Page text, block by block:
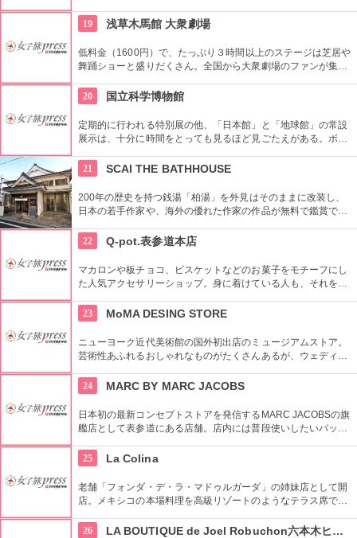
り、心も体もリフレッシュできます。
19 浅草木馬館 大衆劇場
低料金（1600円）で、たっぷり３時間以上のステージは芝居や
舞踊ショーと盛りだくさん。全国から大衆劇場のファンが集ま
りが飛ぶ。
20 国立科学博物館
定期的に行われる特別展の他、「日本館」と「地球館」の常設
展示は、十分に時間をとっても見るほど見ごたえがある。ボラ
とまちがいなし。
21 SCAI THE BATHHOUSE
200年の歴史を持つ銭湯「柏湯」を外見はそのままに改装し、
日本の若手作家や、海外の優れた作家の作品が無料で鑑賞でき
22
Q-pot.表参道本店
マカロンや板チョコ、ビスケットなどのお菓子をモチーフにし
た人気アクセサリーショップ。身に着けている人も、それを見
ト。
23 MoMA DESING STORE
ニューヨーク近代美術館の国外初出店のミュージアムストア。
芸術性あふれるおしゃれなものがたくさんあるが、ウェディン
24
MARC BY MARC JACOBS
日本初の最新コンセプトストアを発信するMARC JACOBSの旗
艦店として表参道にある店舗。店内には普段使いしたいバッグ
が揃っているためお気に入りの商品がきっと見つかるはず。
25 La Colina
老舗「フォンダ・デ・ラ・マドゥルガーダ」の姉妹店として開
店。メキシコの本場料理を高級リゾートのようなテラス席で楽
目。
26 LA BOUTIQUE de Joel Robuchon六本木ヒルズ店